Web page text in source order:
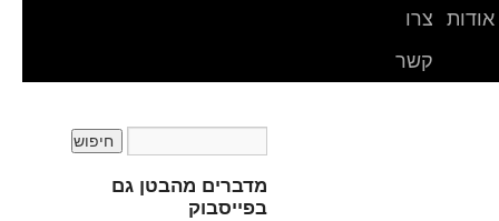
אודות
צרו
קשר
מדברים מהבטן גם
בפייסבוק